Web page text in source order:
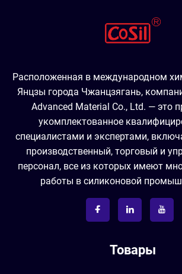
Расположенная в международном
Янцзы города Чжанцзягань,
Advanced Material Co., Ltd. — это
укомплектованное
специалистами и экспертами,
производственный, торговый и
персонал, все из которых имеют
работы в силиконовой
Товары